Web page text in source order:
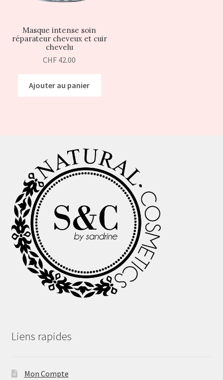
Masque intense soin
réparateur cheveux et cuir
chevelu
CHF 42.00
Ajouter au panier
Liens rapides
Mon Compte